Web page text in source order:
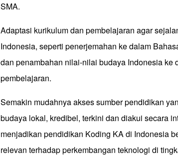
SMA.
Adaptasi kurikulum dan pembelajaran agar
Indonesia, seperti penerjemahan ke dalam
dan penambahan nilai-nilai budaya Indonesia ke
pembelajaran.
Semakin mudahnya akses sumber pendidikan
budaya lokal, kredibel, terkini dan diakui secara
menjadikan pendidikan Koding KA di Indonesia
relevan terhadap perkembangan teknologi di